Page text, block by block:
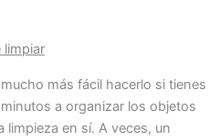
limpiar
más fácil hacerlo si tienes
a organizar los objetos
limpieza en sí. A veces, un